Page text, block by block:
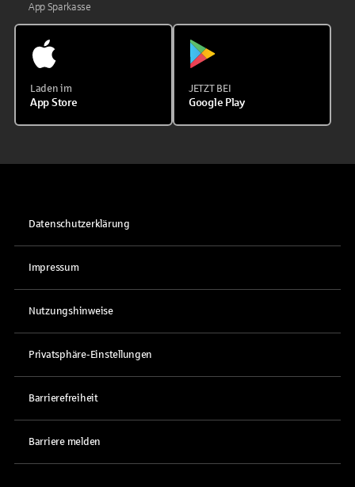
App Sparkasse
Laden im
App Store
JETZT BEI
Google Play
Datenschutzerklärung
Impressum
Nutzungshinweise
Privatsphäre-Einstellungen
Barrierefreiheit
Barriere melden